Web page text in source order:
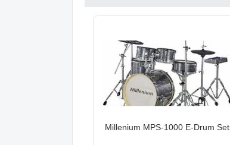
Millenium MPS-1000 E-Drum Set